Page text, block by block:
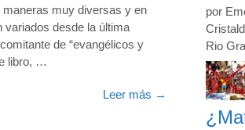
muy diversas y en
desde la última
de “evangélicos y
libro, …
Leer más →
por
Rio